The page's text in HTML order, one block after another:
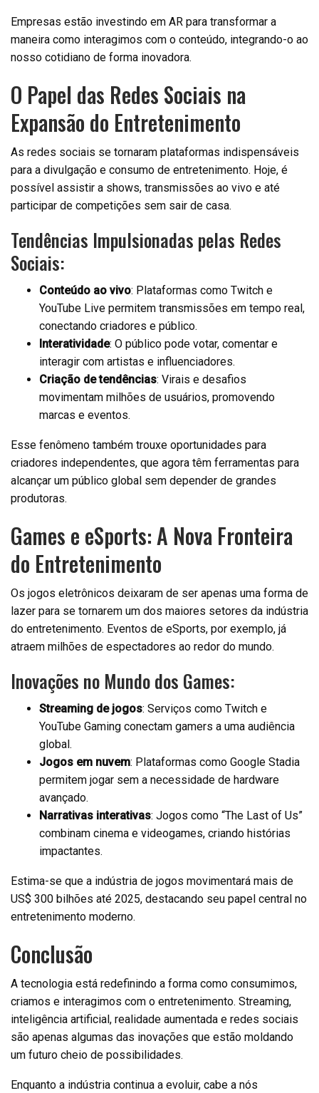
Empresas estão investindo em AR para transformar a
maneira como interagimos com o conteúdo, integrando-o ao
nosso cotidiano de forma inovadora.
O Papel das Redes Sociais na
Expansão do Entretenimento
As redes sociais se tornaram plataformas indispensáveis
para a divulgação e consumo de entretenimento. Hoje, é
possível assistir a shows, transmissões ao vivo e até
participar de competições sem sair de casa.
Tendências Impulsionadas pelas Redes
Sociais:
Conteúdo ao vivo: Plataformas como Twitch e
YouTube Live permitem transmissões em tempo real,
conectando criadores e público.
Interatividade: O público pode votar, comentar e
interagir com artistas e influenciadores.
Criação de tendências: Virais e desafios
movimentam milhões de usuários, promovendo
marcas e eventos.
Esse fenômeno também trouxe oportunidades para
criadores independentes, que agora têm ferramentas para
alcançar um público global sem depender de grandes
produtoras.
Games e eSports: A Nova Fronteira
do Entretenimento
Os jogos eletrônicos deixaram de ser apenas uma forma de
lazer para se tornarem um dos maiores setores da indústria
do entretenimento. Eventos de eSports, por exemplo, já
atraem milhões de espectadores ao redor do mundo.
Inovações no Mundo dos Games:
Streaming de jogos: Serviços como Twitch e
YouTube Gaming conectam gamers a uma audiência
global.
Jogos em nuvem: Plataformas como Google Stadia
permitem jogar sem a necessidade de hardware
avançado.
Narrativas interativas: Jogos como “The Last of Us”
combinam cinema e videogames, criando histórias
impactantes.
Estima-se que a indústria de jogos movimentará mais de
US$ 300 bilhões até 2025, destacando seu papel central no
entretenimento moderno.
Conclusão
A tecnologia está redefinindo a forma como consumimos,
criamos e interagimos com o entretenimento. Streaming,
inteligência artificial, realidade aumentada e redes sociais
são apenas algumas das inovações que estão moldando
um futuro cheio de possibilidades.
Enquanto a indústria continua a evoluir, cabe a nós